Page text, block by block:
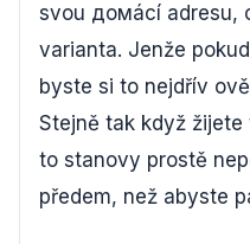
svou домácí adresu,
varianta. Jenže
byste si to nejdřív
Stejně tak když
to stanovy prostě
předem, než abyste